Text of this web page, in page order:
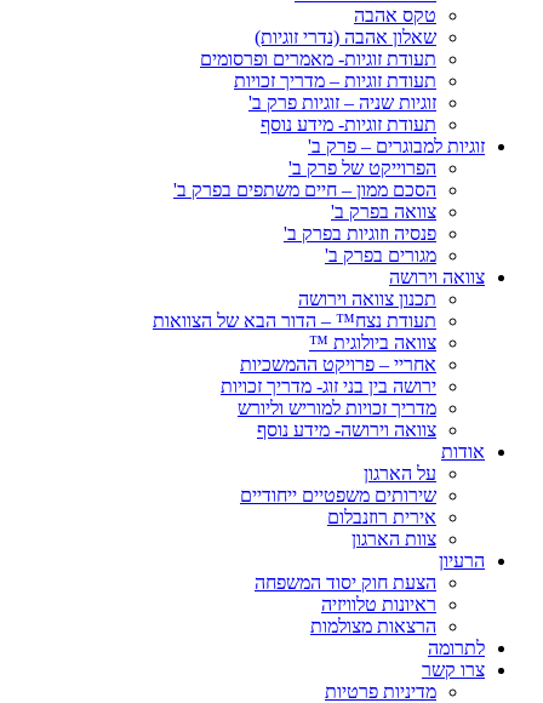
טקס אהבה
שאלון אהבה (נדרי זוגיות)
תעודת זוגיות- מאמרים ופרסומים
תעודת זוגיות – מדריך זכויות
זוגיות שניה – זוגיות פרק ב'
תעודת זוגיות- מידע נוסף
זוגיות למבוגרים – פרק ב'
הפרוייקט של פרק ב'
הסכם ממון – חיים משתפים בפרק ב'
צוואה בפרק ב'
פנסיה וזוגיות בפרק ב'
מגורים בפרק ב'
צוואה וירושה
תכנון צוואה וירושה
תעודת נצח™ – הדור הבא של הצוואות
צוואה ביולוגית ™
אחריי – פרויקט ההמשכיות
ירושה בין בני זוג- מדריך זכויות
מדריך זכויות למוריש וליורש
צוואה וירושה- מידע נוסף
אודות
על הארגון
שירותים משפטיים ייחודיים
אירית רוזנבלום
צוות הארגון
הרעיון
הצעת חוק יסוד המשפחה
ראיונות טלוויזיה
הרצאות מצולמות
לתרומה
צרו קשר
מדיניות פרטיות